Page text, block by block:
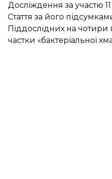
Досліждення за участю
Стаття за його
Піддослідних на чотири
частки «бактеріальної